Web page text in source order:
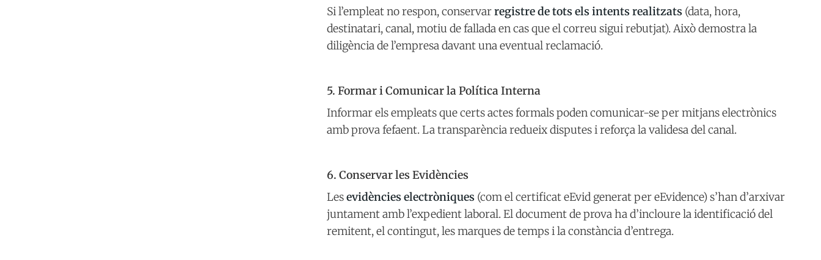
Si l’empleat no respon, conservarregistre de tots els intents realitzats (data, hora,
destinatari, canal, motiu de fallada en cas que el correu sigui rebutjat). Això demostra la
diligència de l’empresa davant una eventual reclamació.
5. Formar i Comunicar la Política Interna
Informar els empleats que certs actes formals poden comunicar-se per mitjans electrònics
amb prova fefaent. La transparència redueix disputes i reforça la validesa del canal.
6. Conservar les Evidències
Lesevidències electròniques (com el certificat eEvid generat per eEvidence) s’han d’arxivar
juntament amb l’expedient laboral. El document de prova ha d’incloure la identificació del
remitent, el contingut, les marques de temps i la constància d’entrega.